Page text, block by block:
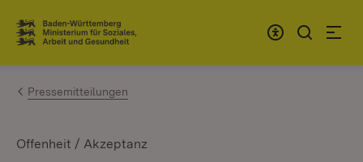
Zum Inhalt springen
Link zur Startseite
Pressemitteilungen
Offenheit / Akzeptanz